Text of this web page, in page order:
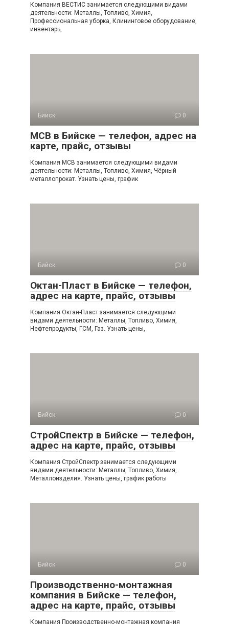
Компания ВЕСТИС занимается следующими видами
деятельности: Металлы, Топливо, Химия,
Профессиональная уборка, Клининговое оборудование,
инвентарь,
Бийск 0
МСВ в Бийске — телефон, адрес на
карте, прайс, отзывы
Компания МСВ занимается следующими видами
деятельности: Металлы, Топливо, Химия, Чёрный
металлопрокат. Узнать цены, график
Бийск 0
Октан-Пласт в Бийске — телефон,
адрес на карте, прайс, отзывы
Компания Октан-Пласт занимается следующими
видами деятельности: Металлы, Топливо, Химия,
Нефтепродукты, ГСМ, Газ. Узнать цены,
Бийск 0
СтройСпектр в Бийске — телефон,
адрес на карте, прайс, отзывы
Компания СтройСпектр занимается следующими
видами деятельности: Металлы, Топливо, Химия,
Металлоизделия. Узнать цены, график работы
Бийск 0
Производственно-монтажная
компания в Бийске — телефон,
адрес на карте, прайс, отзывы
Компания Производственно-монтажная компания